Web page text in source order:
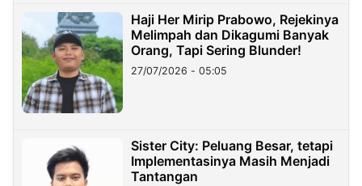
Haji Her Mirip Prabowo, Rejekinya
Melimpah dan Dikagumi Banyak
Orang, Tapi Sering Blunder!
27/07/2026 - 05:05
Sister City: Peluang Besar, tetapi
Implementasinya Masih Menjadi
Tantangan